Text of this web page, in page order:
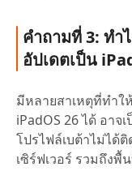
คำถามที่ 3: ทำ
อัปเดตเป็น
มีหลายสาเหตุที่ทำใ
iPadOS 26 ได้ อาจ
โปรไฟล์เบต้าไม่ได้
เซิร์ฟเวอร์ รวมถึงพื้